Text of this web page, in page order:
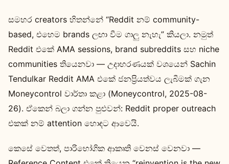
සමහර creators හිතන්නේ “Reddit නම් community-
based, එහෙම brands ලඟා වීම ගාලු නැහැ” කියලා. නමුත්
Reddit එකේ AMA sessions, brand subreddits සහ niche
communities තියෙනවා — උදාහරණයක් වශයෙන් Sachin
Tendulkar Reddit AMA එකේ ජනප්‍රියත්වය ලැබීමක් ගැන
Moneycontrol වාර්තා කළා (Moneycontrol, 2025-08-
26). ඒකෙන් බලා ගන්න පුළුවන්: Reddit proper outreach
එකක් නම් attention හොඳට ආවෙයි.
කෙසේ වෙතත්, පාරිභෝගික ආකෘති වෙනස් වෙනවා —